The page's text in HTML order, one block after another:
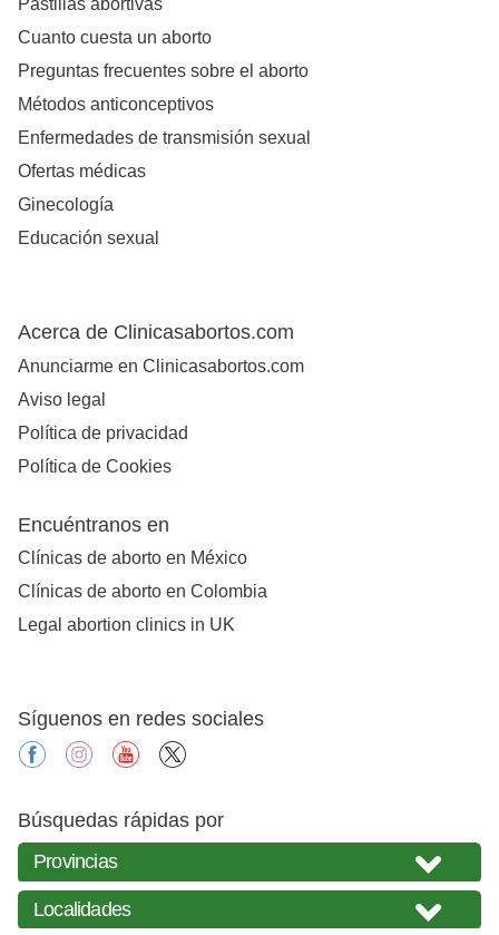
Cuanto cuesta un aborto
Preguntas frecuentes sobre el aborto
Métodos anticonceptivos
Enfermedades de transmisión sexual
Ofertas médicas
Ginecología
Educación sexual
Acerca de Clinicasabortos.com
Anunciarme en Clinicasabortos.com
Aviso legal
Política de privacidad
Política de Cookies
Encuéntranos en
Clínicas de aborto en México
Clínicas de aborto en Colombia
Legal abortion clinics in UK
Síguenos en redes sociales
facebookinstagramyoutube
Búsquedas rápidas por